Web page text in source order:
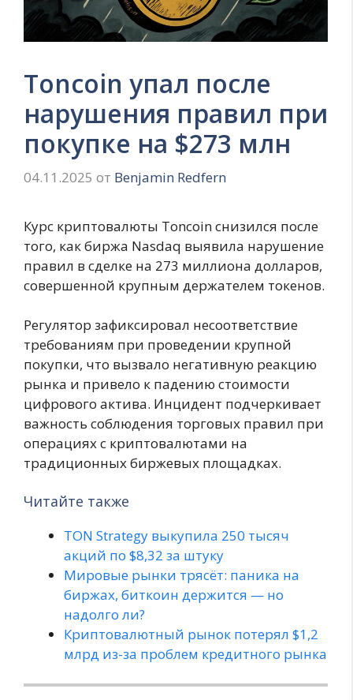
Toncoin упал после
нарушения правил при
покупке на $273 млн
04.11.2025 от Benjamin Redfern
Курс криптовалюты Toncoin снизился после
того, как биржа Nasdaq выявила нарушение
правил в сделке на 273 миллиона долларов,
совершенной крупным держателем токенов.
Регулятор зафиксировал несоответствие
требованиям при проведении крупной
покупки, что вызвало негативную реакцию
рынка и привело к падению стоимости
цифрового актива. Инцидент подчеркивает
важность соблюдения торговых правил при
операциях с криптовалютами на
традиционных биржевых площадках.
Читайте также
TON Strategy выкупила 250 тысяч
акций по $8,32 за штуку
Мировые рынки трясёт: паника на
биржах, биткоин держится — но
надолго ли?
Криптовалютный рынок потерял $1,2
млрд из-за проблем кредитного рынка